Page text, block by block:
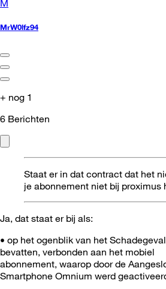
M
MrW0lfz94
+ nog 1
6 Berichten
Staat er in dat contract dat het
je abonnement niet bij proximus
Ja, dat staat er bij als:
• op het ogenblik van het
bevatten, verbonden aan het mobiel
abonnement, waarop door de
Smartphone Omnium werd